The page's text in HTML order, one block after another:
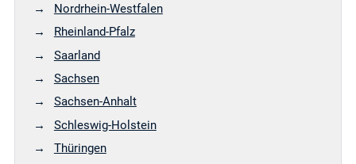
Nordrhein-Westfalen
Rheinland-Pfalz
Saarland
Sachsen
Sachsen-Anhalt
Schleswig-Holstein
Thüringen